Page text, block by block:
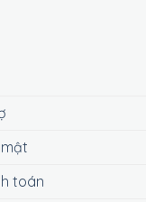
toán